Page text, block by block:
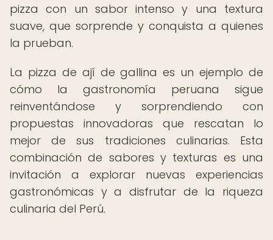
pizza con un sabor intenso y una textura
suave, que sorprende y conquista a quienes
la prueban.
La pizza de ají de gallina es un ejemplo de
cómo la gastronomía peruana sigue
reinventándose y sorprendiendo con
propuestas innovadoras que rescatan lo
mejor de sus tradiciones culinarias. Esta
combinación de sabores y texturas es una
invitación a explorar nuevas experiencias
gastronómicas y a disfrutar de la riqueza
culinaria del Perú.